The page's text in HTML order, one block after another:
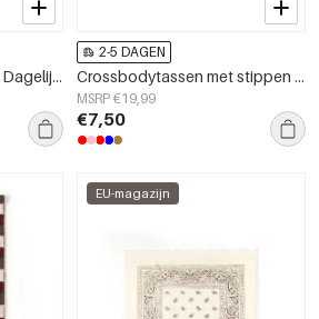
Haarbanden effen kleur Dagelijkse PC Dagelijkse accessoires
2-5 DAGEN
Crossbodytassen met stippen van polyester. Accessoires.
MSRP €19,99
€7,50
EU-magazijn